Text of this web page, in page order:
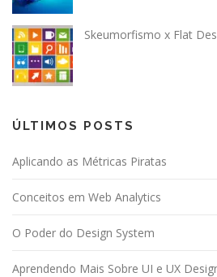
Skeumorfismo x Flat
ÚLTIMOS POSTS
Aplicando as Métricas Piratas
Conceitos em Web Analytics
O Poder do Design System
Aprendendo Mais Sobre UI e UX